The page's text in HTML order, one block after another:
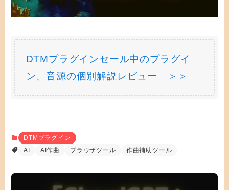
DTMプラグインセール中のプラグイ
ン、音源の個別解説レビュー ＞＞
DTMプラグイン
AI
AI作曲 ブラウザツール 作曲補助ツール